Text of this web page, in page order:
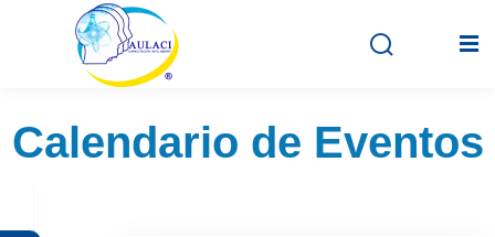
Inicio
Calendario de Eventos